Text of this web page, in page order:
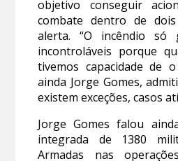
objetivo conseguir
combate dentro de
alerta. “O incêndio só
incontroláveis porque
tivemos capacidade de
ainda Jorge Gomes,
existem exceções, casos
Jorge Gomes falou
integrada de 1380
Armadas nas